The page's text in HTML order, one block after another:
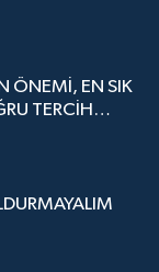
ÖNEMİ, EN SIK
TERCİH